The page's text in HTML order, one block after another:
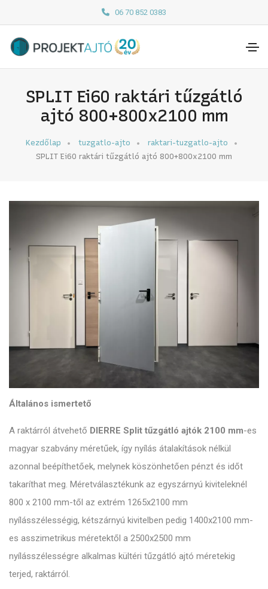
06 70 852 0383
SPLIT Ei60 raktári tűzgátló
ajtó 800+800x2100 mm
Kezdőlap tuzgatlo-ajto
raktari-tuzgatlo-ajto
SPLIT Ei60 raktári tűzgátló ajtó 800+800x2100 mm
Általános ismertető
A raktárról átvehető DIERRE Split tűzgátló ajtók 2100 mm-es
magyar szabvány méretűek, így nyílás átalakítások nélkül
azonnal beépíthetőek, melynek köszönhetően pénzt és időt
takaríthat meg. Méretválasztékunk az egyszárnyú kiviteleknél
800 x 2100 mm-től az extrém 1265x2100 mm
nyílásszélességig, kétszárnyú kivitelben pedig 1400x2100 mm-
es asszimetrikus méretektől a 2500x2500 mm
nyílásszélességre alkalmas kültéri tűzgátló ajtó méretekig
terjed, raktárról.